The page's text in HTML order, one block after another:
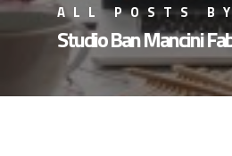
ALL POSTS
Studio Ban Mancini